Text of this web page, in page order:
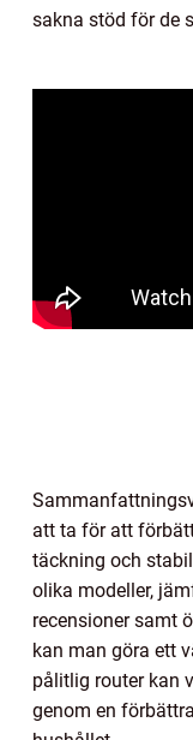
sakna stöd för de
att ta för att
täckning och
olika modeller,
recensioner samt
kan man göra ett
pålitlig router kan
genom en